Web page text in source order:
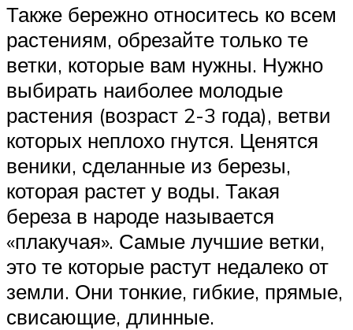
Также бережно относитесь ко всем
растениям, обрезайте только те
ветки, которые вам нужны. Нужно
выбирать наиболее молодые
растения (возраст 2-3 года), ветви
которых неплохо гнутся. Ценятся
веники, сделанные из березы,
которая растет у воды. Такая
береза в народе называется
«плакучая». Самые лучшие ветки,
это те которые растут недалеко от
земли. Они тонкие, гибкие, прямые,
свисающие, длинные.